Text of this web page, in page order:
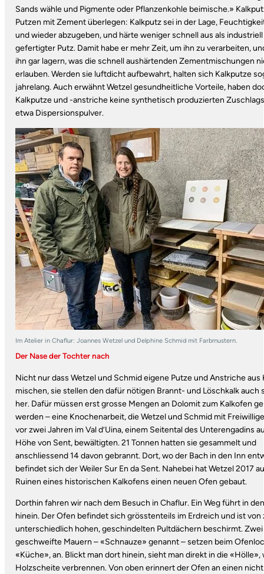
Sands wähle und Pigmente oder Pflanzenkohle beimische.»
Putzen mit Zement überlegen: Kalkputz sei in der Lage,
und wieder abzugeben, und härte weniger schnell aus als industriell
gefertigter Putz. Damit habe er mehr Zeit, um ihn zu verarbeiten,
ihn gar lagern, was die schnell aushärtenden Zementmischungen
erlauben. Werden sie luftdicht aufbewahrt, halten sich Kalkputze
jahrelang. Auch erwähnt Wetzel gesundheitliche Vorteile, haben
Kalkputze und -anstriche keine synthetisch produzierten
etwa Dispersionspulver.
Im Atelier in Chaflur: Joannes Wetzel und Delphine Schmid mit Farbmustern.
Der Nase der Tochter nach
Nicht nur dass Wetzel und Schmid eigene Putze und Anstriche aus
mischen, sie stellen den dafür nötigen Brannt- und Löschkalk auch
her. Dafür müssen erst grosse Mengen an Dolomit zum Kalkofen
werden – eine Knochenarbeit, die Wetzel und Schmid mit
vor zwei Jahren im Val d’Uina, einem Seitental des Unterengadins
Höhe von Sent, bewältigten. 21 Tonnen hatten sie gesammelt und
anschliessend 14 davon gebrannt. Dort, wo der Bach in den Inn
befindet sich der Weiler Sur En da Sent. Nahebei hat Wetzel 2017
Ruinen eines historischen Kalkofens einen neuen Ofen gebaut.
Dorthin fahren wir nach dem Besuch in Chaflur. Ein Weg führt in
hinein. Der Ofen befindet sich grösstenteils im Erdreich und ist von
unterschiedlich hohen, geschindelten Pultdächern beschirmt. Zwei
geschweifte Mauern – «Schnauze» genannt – setzen beim
«Küche», an. Blickt man dort hinein, sieht man direkt in die «Hölle»,
Holzscheite verbrennen. Von oben erinnert der Ofen an einen